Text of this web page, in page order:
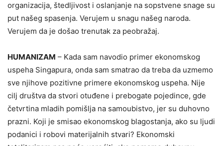
organizacija, štedljivost i oslanjanje na sopstvene snage su
put našeg spasenja. Verujem u snagu našeg naroda.
Verujem da je došao trenutak za peobražaj.
HUMANIZAM – Kada sam navodio primer ekonomskog
uspeha Singapura, onda sam smatrao da treba da uzmemo
sve njihove pozitivne primere ekonomskog uspeha. Nije
cilj društva da stvori otuđene i prebogate pojedince, gde
četvrtina mladih pomišlja na samoubistvo, jer su duhovno
prazni. Koji je smisao ekonomskog blagostanja, ako su ljudi
podanici i robovi materijalnih stvari? Ekonomski